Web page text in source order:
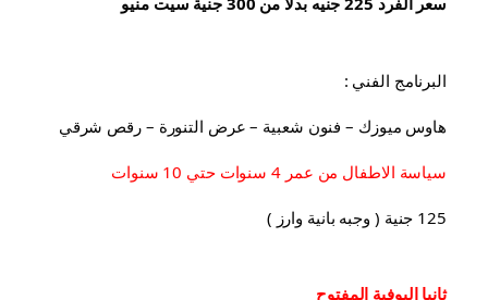
البرنامج الفني :
هاوس ميوزك – فنون شعبية – عرض التنورة – رقص شرقي
سياسة الاطفال من عمر 4 سنوات حتي 10 سنوات
125 جنية ( وجبه بانية وارز )
ثانيا البوفية المفتوح